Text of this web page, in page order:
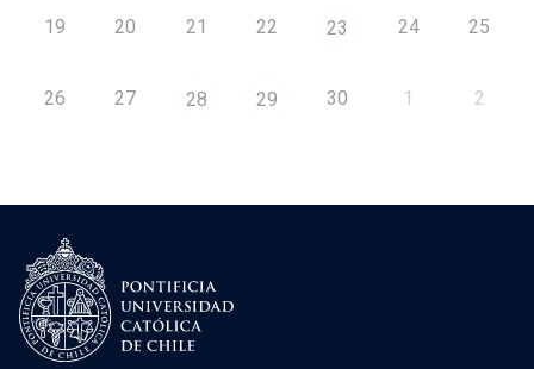
19 20 21 22 23 24 25
26 27 28 29 30 1 2